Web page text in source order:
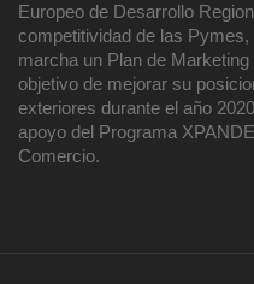
Europeo de Desarrollo
competitividad de las
marcha un Plan de
objetivo de mejorar su
exteriores durante el año
apoyo del Programa
Comercio.